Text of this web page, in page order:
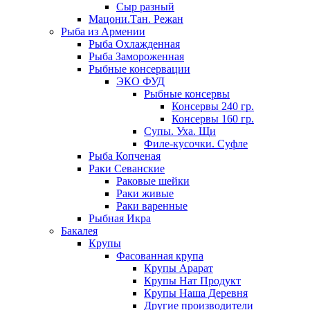
Сыр разный
Мацони.Тан. Режан
Рыба из Армении
Рыба Охлажденная
Рыба Замороженная
Рыбные консервации
ЭКО ФУД
Рыбные консервы
Консервы 240 гр.
Консервы 160 гр.
Супы. Уха. Щи
Филе-кусочки. Суфле
Рыба Копченая
Раки Севанские
Раковые шейки
Раки живые
Раки варенные
Рыбная Икра
Бакалея
Крупы
Фасованная крупа
Крупы Арарат
Крупы Нат Продукт
Крупы Наша Деревня
Другие производители